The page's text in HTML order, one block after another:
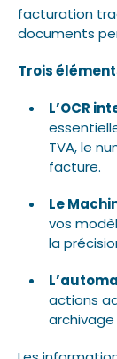
facturation
documents
Trois
L’OCR
TVA, le
facture.
Le
vos
la
actions